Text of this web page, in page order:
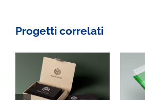
Progetti correlati